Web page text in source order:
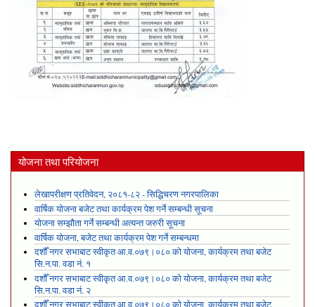
योजना तथा परियोजना
लेखापरीक्षण प्रतिवेदन, २०८१-८२ - सिद्धिचरण नगरपालिका
वार्षिक योजना बजेट तथा कार्यक्रम पेश गर्ने सम्बन्धी सूचना
योजना सम्झौता गर्ने सम्बन्धी अत्यन्त जरुरी सूचना
वार्षिक योजना, बजेट तथा कार्यक्रम पेश गर्ने सम्बन्धमा
दशौँ नगर सभाबाट स्वीकृत आ.व.०७९।०८० को योजना, कार्यक्रम तथा बजेट
सि.न.पा. वडा नं. १
दशौँ नगर सभाबाट स्वीकृत आ.व.०७९।०८० को योजना, कार्यक्रम तथा बजेट
सि.न.पा. वडा नं. २